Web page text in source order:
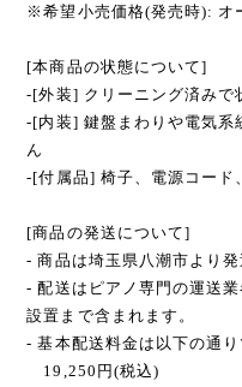
※希望小売価格(発売時): オ
[本商品の状態について]
-[外装] クリーニング済みで
-[内装] 鍵盤まわりや電気系
ん
-[付属品] 椅子、電源コード
[商品の発送について]
- 商品は埼玉県八潮市より発
- 配送はピアノ専門の運送
設置まで含まれます。
- 基本配送料金は以下の通り
19,250円(税込)